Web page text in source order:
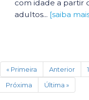
com idade a partir
adultos... [saiba
« Primeira Anterior 1
Próxima
Última »